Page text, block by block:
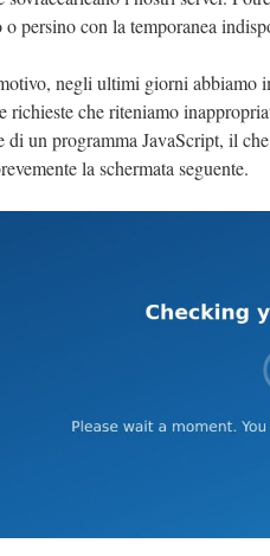
o persino con la temporanea
negli ultimi giorni abbiamo
richieste che riteniamo
di un programma JavaScript, il
la schermata seguente.